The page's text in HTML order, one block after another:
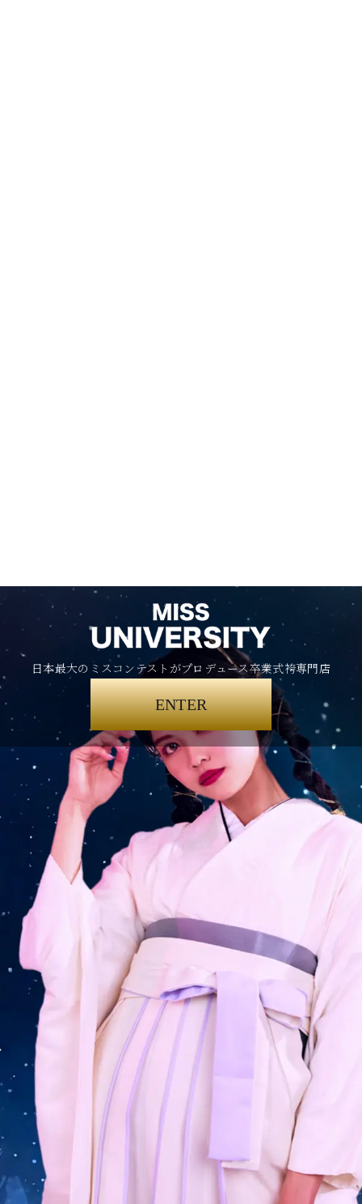
日本最大のミスコンテストがプロデュース卒業式袴専門店
ENTER